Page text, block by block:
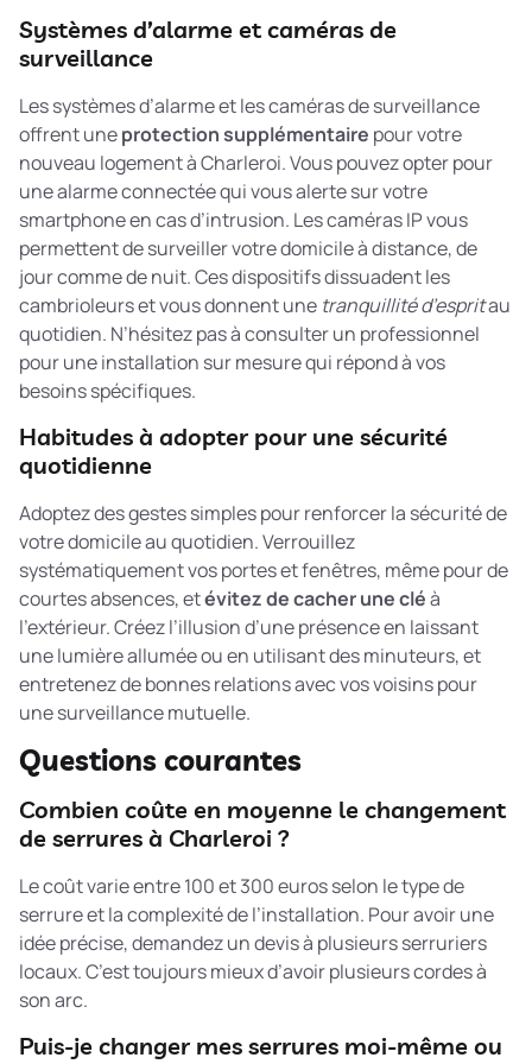
Systèmes d’alarme et caméras de
surveillance
Les systèmes d’alarme et les caméras de surveillance
offrent uneprotection supplémentaire pour votre
nouveau logement à Charleroi. Vous pouvez opter pour
une alarme connectée qui vous alerte sur votre
smartphone en cas d’intrusion. Les caméras IP vous
permettent de surveiller votre domicile à distance, de
jour comme de nuit. Ces dispositifs dissuadent les
cambrioleurs et vous donnent une tranquillité d’espritau
quotidien. N’hésitez pas à consulter un professionnel
pour une installation sur mesure qui répond à vos
besoins spécifiques.
Habitudes à adopter pour une sécurité
quotidienne
Adoptez des gestes simples pour renforcer la sécurité de
votre domicile au quotidien. Verrouillez
systématiquement vos portes et fenêtres, même pour de
courtes absences, etévitez de cacher une cléà
l’extérieur. Créez l’illusion d’une présence en laissant
une lumière allumée ou en utilisant des minuteurs, et
entretenez de bonnes relations avec vos voisins pour
une surveillance mutuelle.
Questions courantes
Combien coûte en moyenne le changement
de serrures à Charleroi ?
Le coût varie entre 100 et 300 euros selon le type de
serrure et la complexité de l’installation. Pour avoir une
idée précise, demandez un devis à plusieurs serruriers
locaux. C’est toujours mieux d’avoir plusieurs cordes à
son arc.
Puis-je changer mes serrures moi-même ou